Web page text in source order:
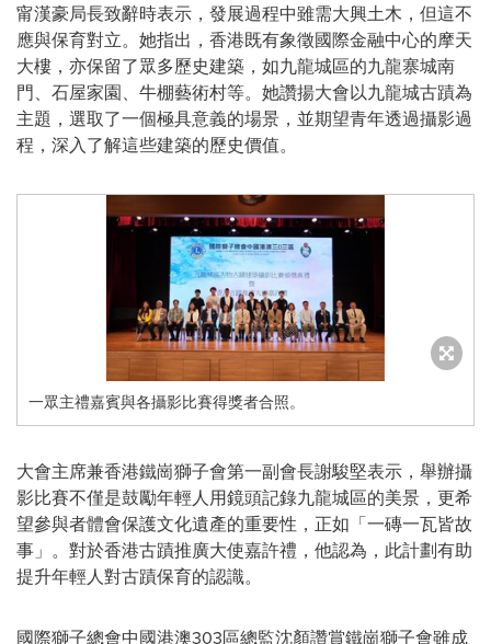
甯漢豪局長致辭時表示，發展過程中雖需大興土木，但這不
應與保育對立。她指出，香港既有象徵國際金融中心的摩天
大樓，亦保留了眾多歷史建築，如九龍城區的九龍寨城南
門、石屋家園、牛棚藝術村等。她讚揚大會以九龍城古蹟為
主題，選取了一個極具意義的場景，並期望青年透過攝影過
程，深入了解這些建築的歷史價值。
一眾主禮嘉賓與各攝影比賽得獎者合照。
大會主席兼香港鐵崗獅子會第一副會長謝駿堅表示，舉辦攝
影比賽不僅是鼓勵年輕人用鏡頭記錄九龍城區的美景，更希
望參與者體會保護文化遺產的重要性，正如「一磚一瓦皆故
事」。對於香港古蹟推廣大使嘉許禮，他認為，此計劃有助
提升年輕人對古蹟保育的認識。
國際獅子總會中國港澳303區總監沈顏讚賞鐵崗獅子會雖成